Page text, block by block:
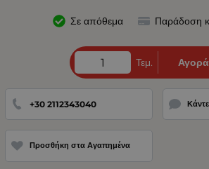
Σε απόθεμα Παράδοση
Τεμ.
+30 2112343040
Προσθήκη στα Αγαπημένα